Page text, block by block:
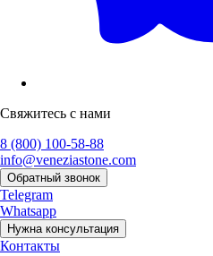
Свяжитесь с нами
8 (800) 100-58-88
info@veneziastone.com
Обратный звонок
Telegram
Whatsapp
Нужна консультация
Контакты